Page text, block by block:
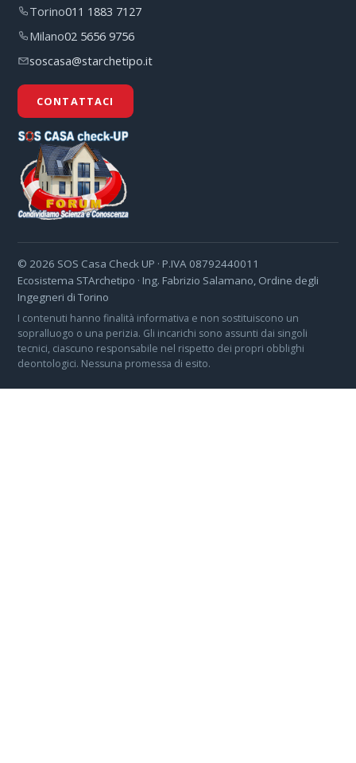
Torino011 1883 7127
Milano02 5656 9756
soscasa@starchetipo.it
CONTATTACI
© 2026 SOS Casa Check UP · P.IVA 08792440011
Ecosistema STArchetipo · Ing. Fabrizio Salamano, Ordine degli
Ingegneri di Torino
I contenuti hanno finalità informativa e non sostituiscono un
sopralluogo o una perizia. Gli incarichi sono assunti dai singoli
tecnici, ciascuno responsabile nel rispetto dei propri obblighi
deontologici. Nessuna promessa di esito.